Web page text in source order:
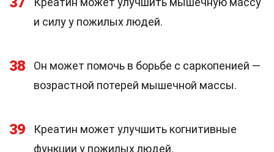
и силу у пожилых людей.
38
Он может помочь в борьбе с саркопенией —
возрастной потерей мышечной массы.
39
Креатин может улучшить когнитивные
функции у пожилых людей.